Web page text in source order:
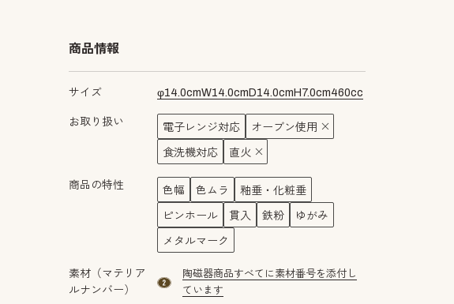
商品情報
サイズ φ14.0cmW14.0cm D14.0cm H 7.0cm460cc
お取り扱い 電子レンジ対応 オーブン使用
食洗機対応 直火
商品の特性 色幅 色ムラ 釉垂・化粧垂
ピンホール 貫入 鉄粉 ゆがみ
メタルマーク
素材（マテリア
ルナンバー）
material number2
陶磁器商品すべてに素材番号を添付し
ています